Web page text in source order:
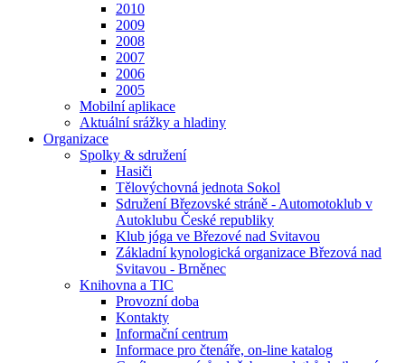
2010
2009
2008
2007
2006
2005
Mobilní aplikace
Aktuální srážky a hladiny
Organizace
Spolky & sdružení
Hasiči
Tělovýchovná jednota Sokol
Sdružení Březovské stráně - Automotoklub v
Autoklubu České republiky
Klub jóga ve Březové nad Svitavou
Základní kynologická organizace Březová nad
Svitavou - Brněnec
Knihovna a TIC
Provozní doba
Kontakty
Informační centrum
Informace pro čtenáře, on-line katalog